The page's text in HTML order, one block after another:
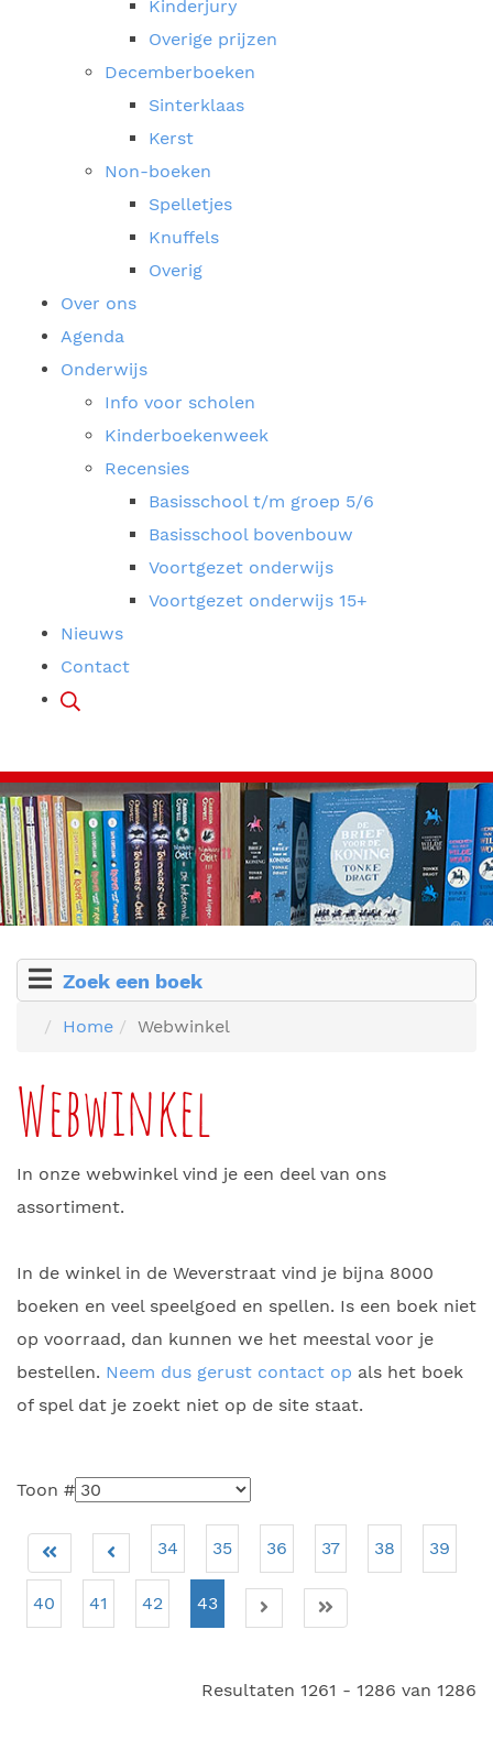
Kinderjury
Overige prijzen
Decemberboeken
Sinterklaas
Kerst
Non-boeken
Spelletjes
Knuffels
Overig
Over ons
Agenda
Onderwijs
Info voor scholen
Kinderboekenweek
Recensies
Basisschool t/m groep 5/6
Basisschool bovenbouw
Voortgezet onderwijs
Voortgezet onderwijs 15+
Nieuws
Contact
Zoek een boek
Home Webwinkel
Webwinkel
In onze webwinkel vind je een deel van ons
assortiment.
In de winkel in de Weverstraat vind je bijna 8000
boeken en veel speelgoed en spellen. Is een boek niet
op voorraad, dan kunnen we het meestal voor je
bestellen. Neem dus gerust contact op als het boek
of spel dat je zoekt niet op de site staat.
Toon #
34 35 36 37 38 39
40 41 42 43
Resultaten 1261 - 1286 van 1286